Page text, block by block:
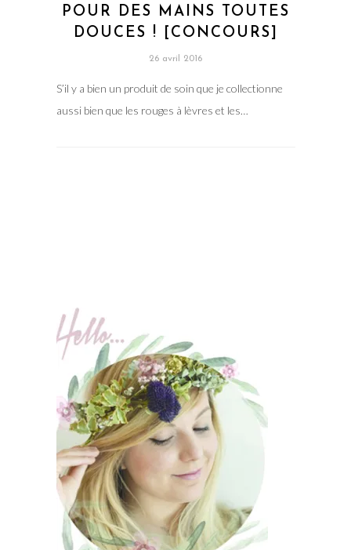
POUR DES MAINS TOUTES
DOUCES ! [CONCOURS]
26 avril 2016
S’il y a bien un produit de soin que je collectionne
aussi bien que les rouges à lèvres et les…